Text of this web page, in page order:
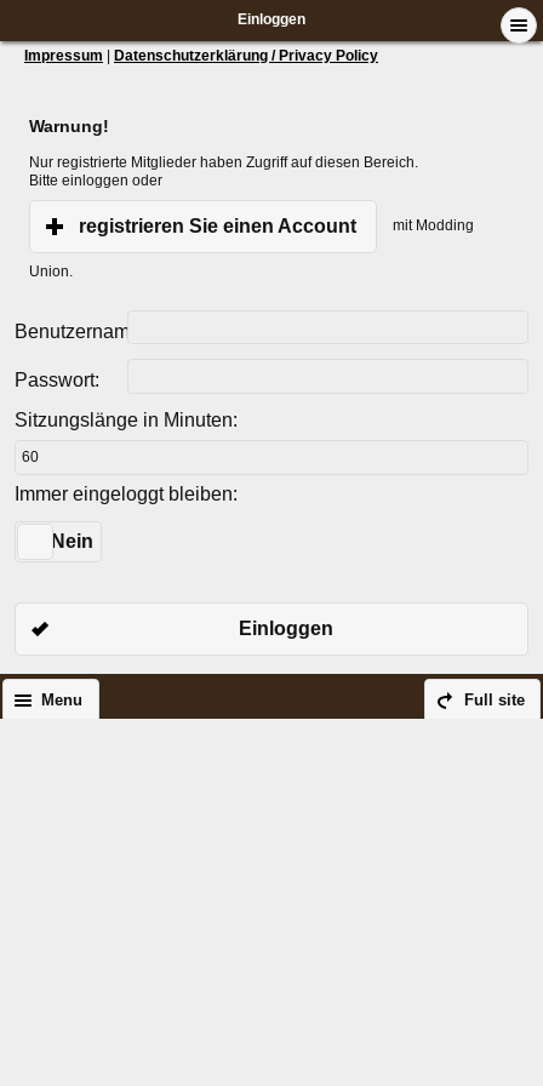
Einloggen
Impressum Datenschutzerklärung / Privacy Policy
Warnung!
Nur registrierte Mitglieder haben Zugriff auf diesen Bereich.
Bitte einloggen oder
registrieren Sie einen Account mit Modding
Union.
Benutzername:
Passwort:
Sitzungslänge in Minuten:
Immer eingeloggt bleiben:
Nein
Einloggen
Full site
Menu